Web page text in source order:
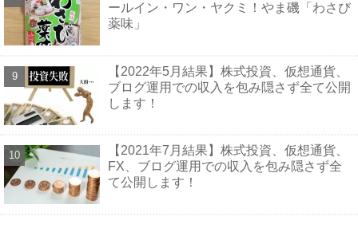
ールイン・ワン・ヤクミ！やま磯「わさび
薬味」
【2022年5月結果】株式投資、仮想通貨、
ブログ運用での収入を包み隠さず全て公開
します！
【2021年7月結果】株式投資、仮想通貨、
FX、ブログ運用での収入を包み隠さず全
て公開します！